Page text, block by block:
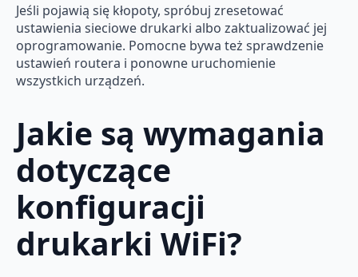
Jeśli pojawią się kłopoty, spróbuj zresetować
ustawienia sieciowe drukarki albo zaktualizować jej
oprogramowanie. Pomocne bywa też sprawdzenie
ustawień routera i ponowne uruchomienie
wszystkich urządzeń.
Jakie są wymagania
dotyczące
konfiguracji
drukarki WiFi?